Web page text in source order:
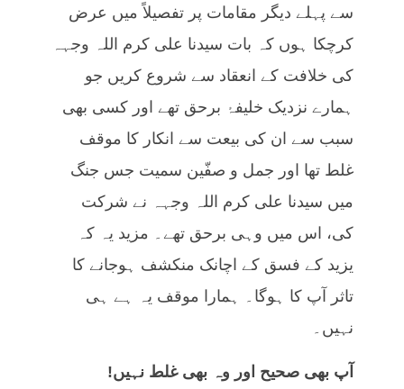
سے پہلے دیگر مقامات پر تفصیلاً میں عرض
کرچکا ہوں کہ بات سیدنا علی کرم اللہ وجہہ
کی خلافت کے انعقاد سے شروع کریں جو
ہمارے نزدیک خلیفۂ برحق تھے اور کسی بھی
سبب سے ان کی بیعت سے انکار کا موقف
غلط تھا اور جمل و صفّین سمیت جس جنگ
میں سیدنا علی کرم اللہ وجہہ نے شرکت
کی، اس میں وہی برحق تھے۔ مزید یہ کہ
یزید کے فسق کے اچانک منکشف ہوجانے کا
تاثر آپ کا ہوگا۔ ہمارا موقف یہ ہے ہی
نہیں۔
آپ بھی صحیح اور وہ بھی غلط نہیں!